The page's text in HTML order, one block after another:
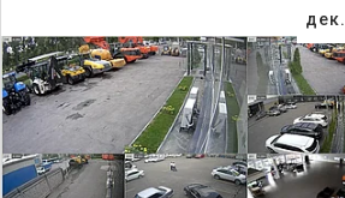
дек.